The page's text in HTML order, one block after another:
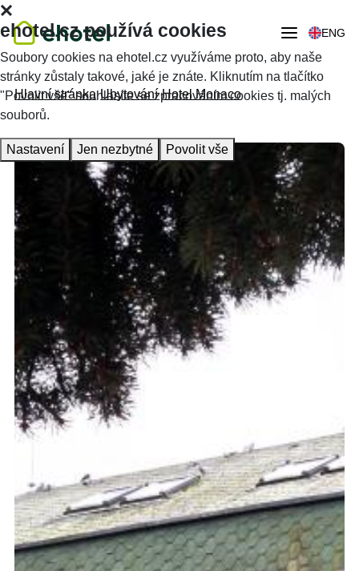
ENG
Hlavní stránka Ubytování Hotel Monaco
ehotel.cz používá cookies
Soubory cookies na ehotel.cz využíváme proto, aby naše
stránky zůstaly takové, jaké je znáte. Kliknutím na tlačítko
"Povolit vše" souhlasíte se zpracováním cookies tj. malých
souborů.
Nastavení Jen nezbytné Povolit vše